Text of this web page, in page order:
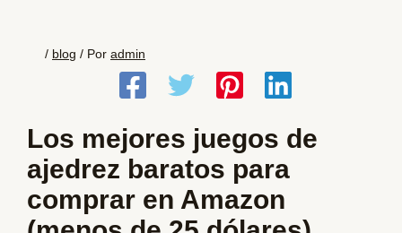
/ blog / Por admin
Los mejores juegos de
ajedrez baratos para
comprar en Amazon